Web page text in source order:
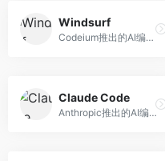
Windsurf
Codeium推出的AI编程工具，专注于代码智能辅助。面向开发者，提供代码补全、代码生成、代码解释等服务，多语言支持完善。
Claude Code
Anthropic推出的AI编程工具，基于Claude模型。面向开发者，提供代码生成、代码审查、调试辅助等服务，代码质量高，推理能力强。